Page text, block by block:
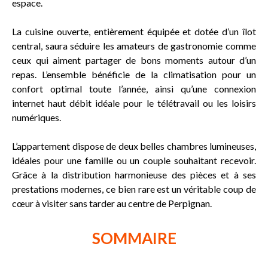
espace.
La cuisine ouverte, entièrement équipée et dotée d’un îlot
central, saura séduire les amateurs de gastronomie comme
ceux qui aiment partager de bons moments autour d’un
repas. L’ensemble bénéficie de la climatisation pour un
confort optimal toute l’année, ainsi qu’une connexion
internet haut débit idéale pour le télétravail ou les loisirs
numériques.
L’appartement dispose de deux belles chambres lumineuses,
idéales pour une famille ou un couple souhaitant recevoir.
Grâce à la distribution harmonieuse des pièces et à ses
prestations modernes, ce bien rare est un véritable coup de
cœur à visiter sans tarder au centre de Perpignan.
SOMMAIRE